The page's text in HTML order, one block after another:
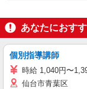
あなたにおす
個別指導講師
時給 1,040円〜
仙台市青葉区